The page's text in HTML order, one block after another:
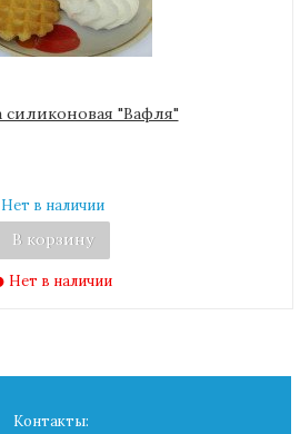
силиконовая "Вафля"
Нет в наличии
В корзину
Нет в наличии
Контакты: